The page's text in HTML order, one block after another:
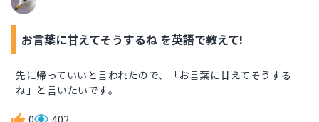
お言葉に甘えてそうするね を英語で教えて!
先に帰っていいと言われたので、「お言葉に甘えてそうする
ね」と言いたいです。